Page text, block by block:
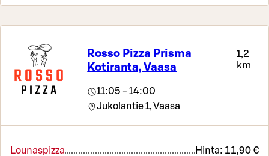
Rosso Pizza Prisma
Kotiranta, Vaasa
1,2
km
11:05 - 14:00
Jukolantie 1,Vaasa
Lounaspizza Hinta: 11,90 €